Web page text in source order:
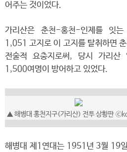
어주는 것이었다.
가리산은 춘천-홍천-인제를 잇
1,051 고지로 이 고지를 탈취하면
전술적 요충지로써, 당시 가리산
1,500여명이 방어하고 있었다.
▲해병대 홍천지구(가리산) 전투 상황판
해병대 제1연대는 1951년 3월 19